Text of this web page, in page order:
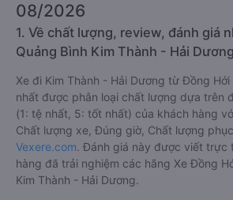
08/2026
1. Về chất lượng, review, đánh giá
Quảng Bình Kim Thành - Hải Dương
Xe đi Kim Thành - Hải Dương từ Đồng
nhất được phân loại chất lượng dựa trên
(1: tệ nhất, 5: tốt nhất) của khách hàng
Chất lượng xe, Đúng giờ, Chất lượng
Vexere.com. Đánh giá này được viết trực
hàng đã trải nghiệm các hãng Xe Đồng
Kim Thành - Hải Dương.